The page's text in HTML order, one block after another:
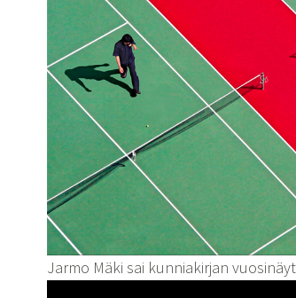
Jarmo Mäki sai kunniakirjan